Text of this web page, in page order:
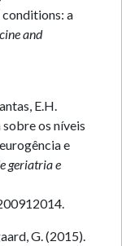
a
and
E.H.
os níveis
e
geriatria e
G. (2015).